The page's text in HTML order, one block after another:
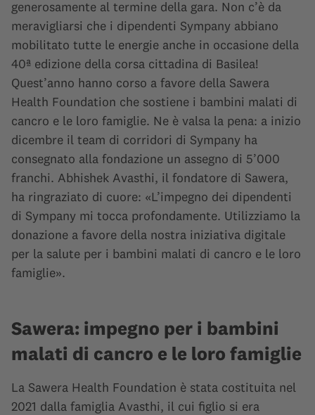
generosamente al termine della gara. Non c’è da
meravigliarsi che i dipendenti Sympany abbiano
mobilitato tutte le energie anche in occasione della
40ª edizione della corsa cittadina di Basilea!
Quest’anno hanno corso a favore della Sawera
Health Foundation che sostiene i bambini malati di
cancro e le loro famiglie. Ne è valsa la pena: a inizio
dicembre il team di corridori di Sympany ha
consegnato alla fondazione un assegno di 5’000
franchi. Abhishek Avasthi, il fondatore di Sawera,
ha ringraziato di cuore: «L’impegno dei dipendenti
di Sympany mi tocca profondamente. Utilizziamo la
donazione a favore della nostra iniziativa digitale
per la salute per i bambini malati di cancro e le loro
famiglie».
Sawera: impegno per i bambini
malati di cancro e le loro famiglie
La Sawera Health Foundation è stata costituita nel
2021 dalla famiglia Avasthi, il cui figlio si era